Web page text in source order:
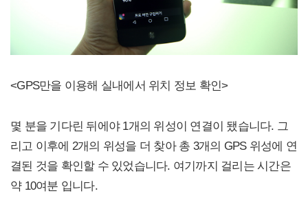
<GPS만을 이용해 실내에서 위치 정보 확인>
몇 분을 기다린 뒤에야 1개의 위성이 연결이 됐습니다. 그
리고 이후에 2개의 위성을 더 찾아 총 3개의 GPS 위성에 연
결된 것을 확인할 수 있었습니다. 여기까지 걸리는 시간은
약 10여분 입니다.